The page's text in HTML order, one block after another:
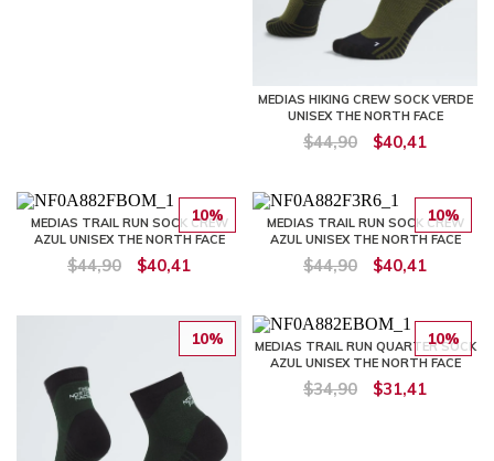
MEDIAS HIKING CREW SOCK VERDE
UNISEX THE NORTH FACE
$44,90 $40,41
10%
MEDIAS TRAIL RUN SOCK CREW
AZUL UNISEX THE NORTH FACE
$44,90 $40,41
10%
MEDIAS TRAIL RUN SOCK CREW
AZUL UNISEX THE NORTH FACE
$44,90 $40,41
10% 10%
MEDIAS TRAIL RUN QUARTER SOCK
AZUL UNISEX THE NORTH FACE
$34,90 $31,41